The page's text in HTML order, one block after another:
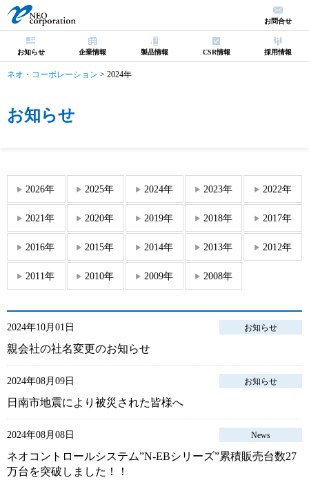
お知らせ 企業情報 製品情報 CSR情報 採用情報
お問合せ
ネオ・コーポレーション > 2024年
お知らせ
2026年 2025年 2024年 2023年 2022年
2021年 2020年 2019年 2018年 2017年
2016年 2015年 2014年 2013年 2012年
2011年 2010年 2009年 2008年
2024年10月01日 お知らせ
親会社の社名変更のお知らせ
2024年08月09日 お知らせ
日南市地震により被災された皆様へ
2024年08月08日 News
ネオコントロールシステム”N-EBシリーズ”累積販売台数27
万台を突破しました！！